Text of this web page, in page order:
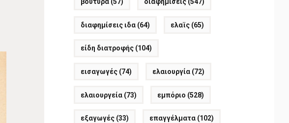
διαφημίσεις ιδα (64) ελαϊς (65)
είδη διατροφής (104)
εισαγωγές (74) ελαιουργία (72)
ελαιουργεία (73) εμπόριο (528)
εξαγωγές (33) επαγγέλματα (102)